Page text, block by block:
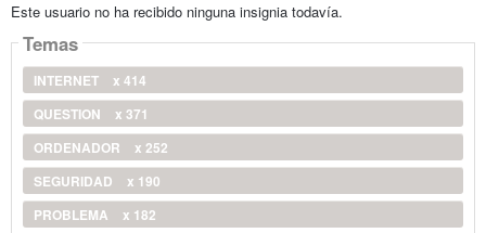
Este usuario no ha recibido ninguna insignia todavía.
Temas
INTERNET
x 414
QUESTION
x 371
ORDENADOR
x 252
SEGURIDAD
x 190
PROBLEMA
x 182